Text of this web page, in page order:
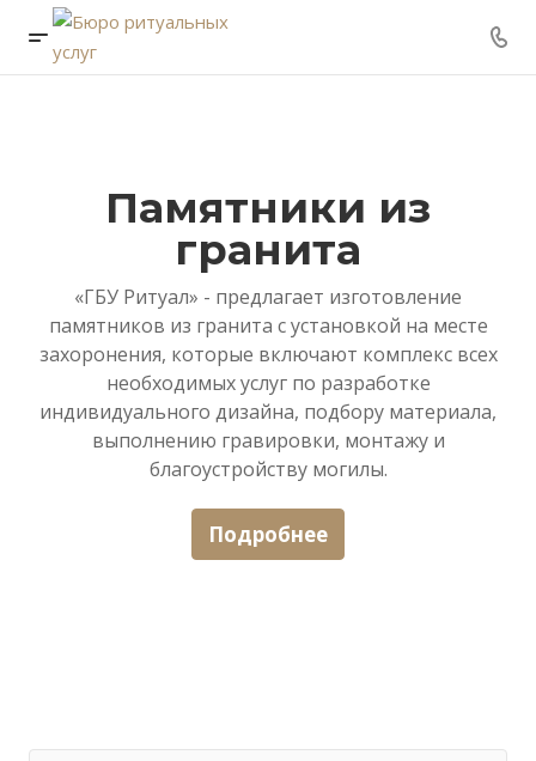
Памятники из
гранита
«ГБУ Ритуал» - предлагает изготовление
памятников из гранита с установкой на месте
захоронения, которые включают комплекс всех
необходимых услуг по разработке
индивидуального дизайна, подбору материала,
выполнению гравировки, монтажу и
благоустройству могилы.
Подробнее